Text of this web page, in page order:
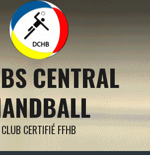
CENTRAL
CLUB CERTIFIÉ FFHB